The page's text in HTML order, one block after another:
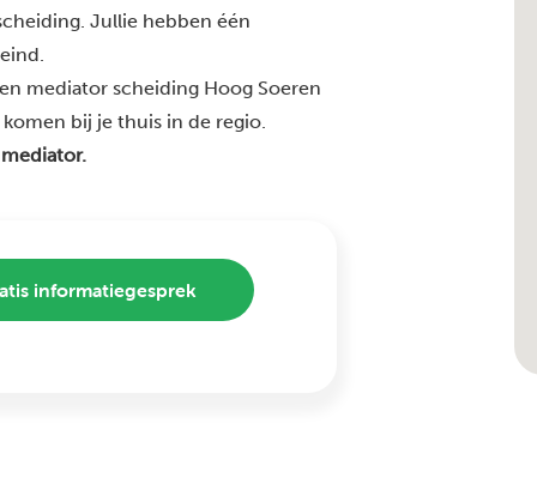
Jullie hebben één
mediator scheiding Hoog Soeren
bij je thuis in de regio.
informatiegesprek